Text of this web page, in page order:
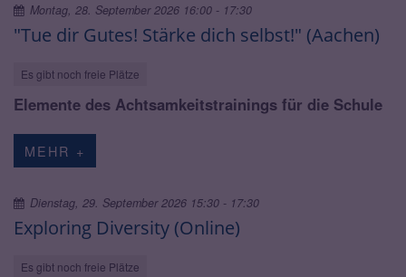
"Tue dir Gutes! Stärke dich selbst!" (Aachen)
Es gibt noch freie Plätze
Montag, 28. September 2026 16:00 - 17:30
Elemente des Achtsamkeitstrainings für die Schule
MEHR +
Exploring Diversity (Online)
Es gibt noch freie Plätze
Dienstag, 29. September 2026 15:30 - 17:30